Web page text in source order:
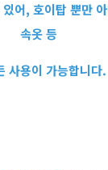
어, 호이탑 뿐만
속옷 등
사용이 가능합니다.